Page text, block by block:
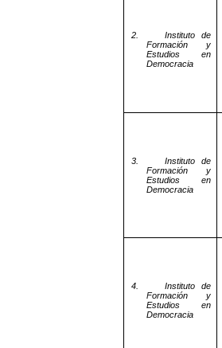
2.
Instituto de
Formación y
Estudios en
Democracia
3.
Instituto de
Formación y
Estudios en
Democracia
4.
Instituto de
Formación y
Estudios en
Democracia